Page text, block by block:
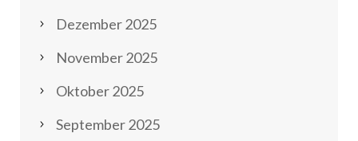
Dezember 2025
November 2025
Oktober 2025
September 2025